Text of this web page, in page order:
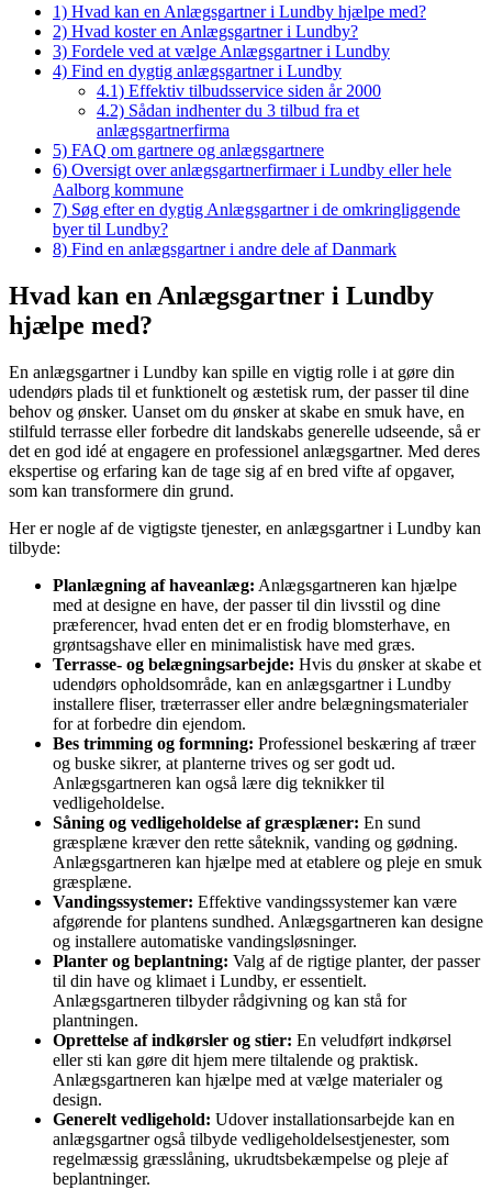
1) Hvad kan en Anlægsgartner i Lundby hjælpe med?
2) Hvad koster en Anlægsgartner i Lundby?
3) Fordele ved at vælge Anlægsgartner i Lundby
4) Find en dygtig anlægsgartner i Lundby
4.1) Effektiv tilbudsservice siden år 2000
4.2) Sådan indhenter du 3 tilbud fra et
anlægsgartnerfirma
5) FAQ om gartnere og anlægsgartnere
6) Oversigt over anlægsgartnerfirmaer i Lundby eller hele
Aalborg kommune
7) Søg efter en dygtig Anlægsgartner i de omkringliggende
byer til Lundby?
8) Find en anlægsgartner i andre dele af Danmark
Hvad kan en Anlægsgartner i Lundby
hjælpe med?
En anlægsgartner i Lundby kan spille en vigtig rolle i at gøre din
udendørs plads til et funktionelt og æstetisk rum, der passer til dine
behov og ønsker. Uanset om du ønsker at skabe en smuk have, en
stilfuld terrasse eller forbedre dit landskabs generelle udseende, så er
det en god idé at engagere en professionel anlægsgartner. Med deres
ekspertise og erfaring kan de tage sig af en bred vifte af opgaver,
som kan transformere din grund.
Her er nogle af de vigtigste tjenester, en anlægsgartner i Lundby kan
tilbyde:
Planlægning af haveanlæg: Anlægsgartneren kan hjælpe
med at designe en have, der passer til din livsstil og dine
præferencer, hvad enten det er en frodig blomsterhave, en
grøntsagshave eller en minimalistisk have med græs.
Terrasse- og belægningsarbejde: Hvis du ønsker at skabe et
udendørs opholdsområde, kan en anlægsgartner i Lundby
installere fliser, træterrasser eller andre belægningsmaterialer
for at forbedre din ejendom.
Bes trimming og formning: Professionel beskæring af træer
og buske sikrer, at planterne trives og ser godt ud.
Anlægsgartneren kan også lære dig teknikker til
vedligeholdelse.
Såning og vedligeholdelse af græsplæner: En sund
græsplæne kræver den rette såteknik, vanding og gødning.
Anlægsgartneren kan hjælpe med at etablere og pleje en smuk
græsplæne.
Vandingssystemer: Effektive vandingssystemer kan være
afgørende for plantens sundhed. Anlægsgartneren kan designe
og installere automatiske vandingsløsninger.
Planter og beplantning: Valg af de rigtige planter, der passer
til din have og klimaet i Lundby, er essentielt.
Anlægsgartneren tilbyder rådgivning og kan stå for
plantningen.
Oprettelse af indkørsler og stier: En veludført indkørsel
eller sti kan gøre dit hjem mere tiltalende og praktisk.
Anlægsgartneren kan hjælpe med at vælge materialer og
design.
Generelt vedligehold: Udover installationsarbejde kan en
anlægsgartner også tilbyde vedligeholdelsestjenester, som
regelmæssig græsslåning, ukrudtsbekæmpelse og pleje af
beplantninger.